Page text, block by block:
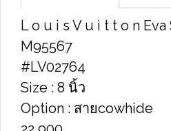
L o u i s V u i t t o n
M95567
#LV02764
Size : 8 นิ้ว
Option : สายcowhide